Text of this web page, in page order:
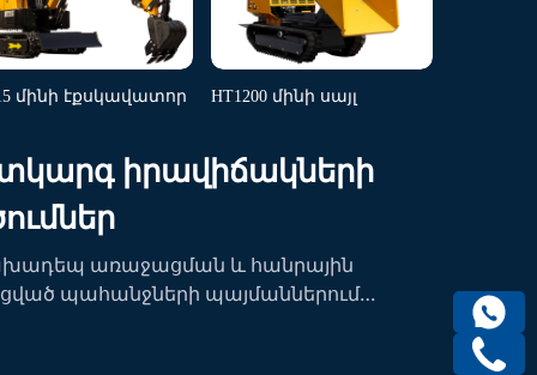
մինի էքսկավատոր HT1200 մինի սայլ
իրավիճակների
առաջացման և հանրային
պահանջների պայմաններում
և վստահելի